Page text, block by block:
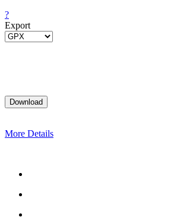
?
Export
More Details